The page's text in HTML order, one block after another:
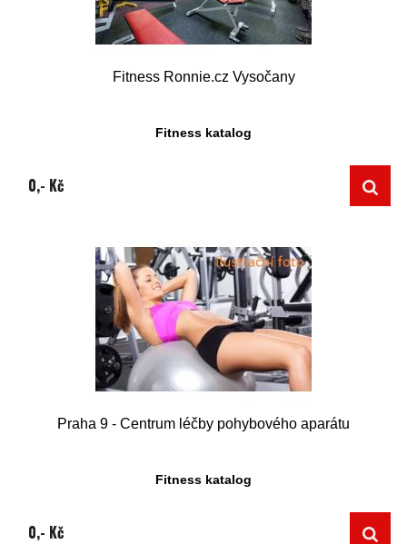
Fitness Ronnie.cz Vysočany
Fitness katalog
0,- Kč
Praha 9 - Centrum léčby pohybového aparátu
Fitness katalog
0,- Kč